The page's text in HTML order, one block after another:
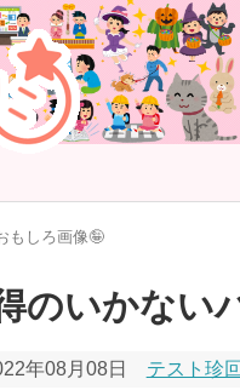
もしろ画像🤪
のいかない
年08月08日 テスト珍